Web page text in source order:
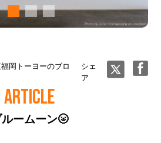
福岡トーヨーのブロ
シェ
ア
ARTICLE
ルームーン🌝